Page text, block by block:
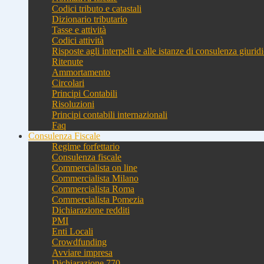
Codici tributo e catastali
Dizionario tributario
Tasse e attività
Codici attività
Risposte agli interpelli e alle istanze di consulenza
Ritenute
Ammortamento
Circolari
Principi Contabili
Risoluzioni
Principi contabili internazionali
Faq
Consulenza Fiscale
Regime forfettario
Consulenza fiscale
Commercialista on line
Commercialista Milano
Commercialista Roma
Commercialista Pomezia
Dichiarazione redditi
PMI
Enti Locali
Crowdfunding
Avviare impresa